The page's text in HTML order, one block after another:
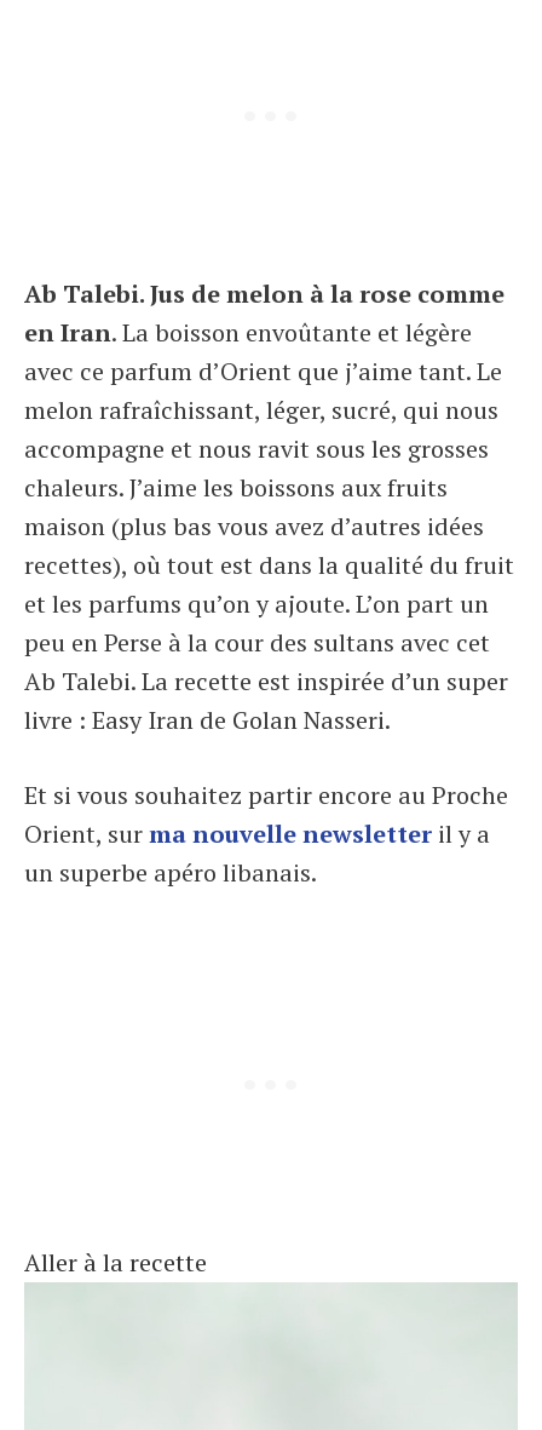
Ab Talebi. Jus de melon à la rose comme
en Iran. La boisson envoûtante et légère
avec ce parfum d’Orient que j’aime tant. Le
melon rafraîchissant, léger, sucré, qui nous
accompagne et nous ravit sous les grosses
chaleurs. J’aime les boissons aux fruits
maison (plus bas vous avez d’autres idées
recettes), où tout est dans la qualité du fruit
et les parfums qu’on y ajoute. L’on part un
peu en Perse à la cour des sultans avec cet
Ab Talebi. La recette est inspirée d’un super
livre : Easy Iran de Golan Nasseri.
Et si vous souhaitez partir encore au Proche
Orient, surma nouvelle newsletter il y a
un superbe apéro libanais.
Aller à la recette